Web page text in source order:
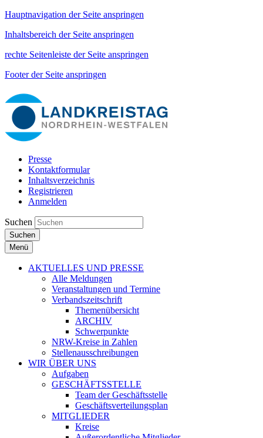
Hauptnavigation der Seite anspringen
Inhaltsbereich der Seite anspringen
rechte Seitenleiste der Seite anspringen
Footer der Seite anspringen
Presse
Kontaktformular
Inhaltsverzeichnis
Registrieren
Anmelden
Suchen
Suchen
Menü
AKTUELLES UND PRESSE
Alle Meldungen
Veranstaltungen und Termine
Verbandszeitschrift
Themenübersicht
ARCHIV
Schwerpunkte
NRW-Kreise in Zahlen
Stellenausschreibungen
WIR ÜBER UNS
Aufgaben
GESCHÄFTSSTELLE
Team der Geschäftsstelle
Geschäftsverteilungsplan
MITGLIEDER
Kreise